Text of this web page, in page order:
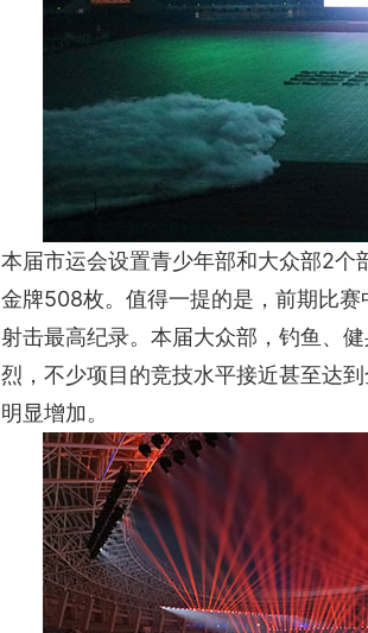
本届市运会设置青少年部和大众部2
金牌508枚。值得一提的是，前期比
射击最高纪录。本届大众部，钓鱼、
烈，不少项目的竞技水平接近甚至达
明显增加。